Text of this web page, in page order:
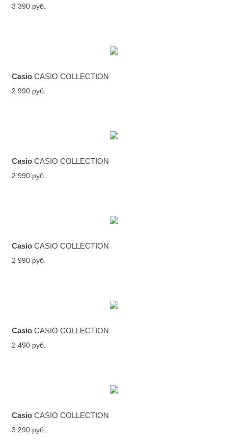
3 390 руб.
Casio CASIO COLLECTION
2 990 руб.
Casio CASIO COLLECTION
2 990 руб.
Casio CASIO COLLECTION
2 990 руб.
Casio CASIO COLLECTION
2 490 руб.
Casio CASIO COLLECTION
3 290 руб.